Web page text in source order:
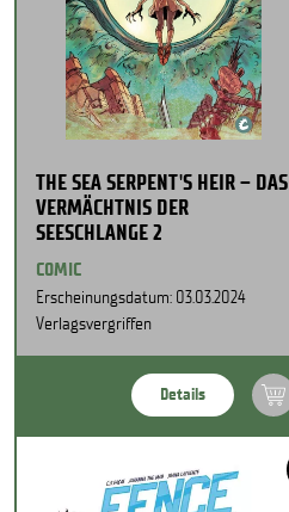
THE SEA SERPENT'S HEIR – DAS
VERMÄCHTNIS DER
SEESCHLANGE 2
COMIC
Erscheinungsdatum: 03.03.2024
Verlagsvergriffen
Details